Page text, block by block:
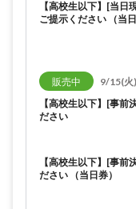
【高校生以下】[当
ご提示ください （当日
販売中
9/15(火
【高校生以下】[事
ださい
【高校生以下】[事
ださい （当日券）